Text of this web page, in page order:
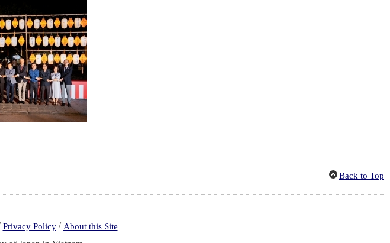
Back to Top
Privacy Policy / About this Site